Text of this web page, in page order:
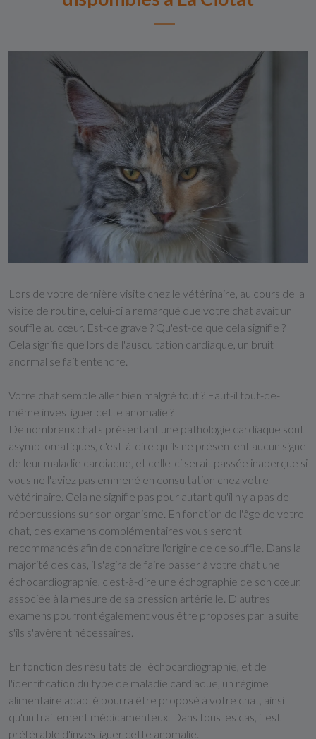
Lors de votre dernière visite chez le vétérinaire, au cours de la
visite de routine, celui-ci a remarqué que votre chat avait un
souffle au cœur. Est-ce grave ? Qu'est-ce que cela signifie ?
Cela signifie que lors de l'auscultation cardiaque, un bruit
anormal se fait entendre.
Votre chat semble aller bien malgré tout ? Faut-il tout-de-
même investiguer cette anomalie ?
De nombreux chats présentant une pathologie cardiaque sont
asymptomatiques, c'est-à-dire qu'ils ne présentent aucun signe
de leur maladie cardiaque, et celle-ci serait passée inaperçue si
vous ne l'aviez pas emmené en consultation chez votre
vétérinaire. Cela ne signifie pas pour autant qu'il n'y a pas de
répercussions sur son organisme. En fonction de l'âge de votre
chat, des examens complémentaires vous seront
recommandés afin de connaître l'origine de ce souffle. Dans la
majorité des cas, il s'agira de faire passer à votre chat une
échocardiographie, c'est-à-dire une échographie de son cœur,
associée à la mesure de sa pression artérielle. D'autres
examens pourront également vous être proposés par la suite
s'ils s'avèrent nécessaires.
En fonction des résultats de l'échocardiographie, et de
l'identification du type de maladie cardiaque, un régime
alimentaire adapté pourra être proposé à votre chat, ainsi
qu'un traitement médicamenteux. Dans tous les cas, il est
préférable d'investiguer cette anomalie.